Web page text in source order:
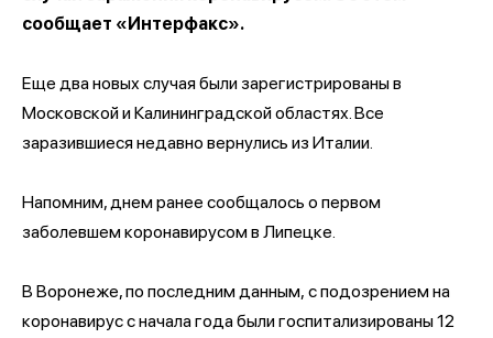
сообщает «Интерфакс».
Еще два новых случая были зарегистрированы в
Московской и Калининградской областях. Все
заразившиеся недавно вернулись из Италии.
Напомним, днем ранее сообщалось о первом
заболевшем коронавирусом в Липецке.
В Воронеже, по последним данным, с подозрением на
коронавирус с начала года были госпитализированы 12